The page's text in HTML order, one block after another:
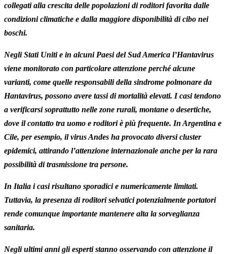
collegati alla crescita delle popolazioni di roditori favorita dalle
condizioni climatiche e dalla maggiore disponibilità di cibo nei
boschi.
Negli Stati Uniti e in alcuni Paesi del Sud America l’Hantavirus
viene monitorato con particolare attenzione perché alcune
varianti, come quelle responsabili della sindrome polmonare da
Hantavirus, possono avere tassi di mortalità elevati. I casi tendono
a verificarsi soprattutto nelle zone rurali, montane o desertiche,
dove il contatto tra uomo e roditori è più frequente. In Argentina e
Cile, per esempio, il virus Andes ha provocato diversi cluster
epidemici, attirando l’attenzione internazionale anche per la rara
possibilità di trasmissione tra persone.
In Italia i casi risultano sporadici e numericamente limitati.
Tuttavia, la presenza di roditori selvatici potenzialmente portatori
rende comunque importante mantenere alta la sorveglianza
sanitaria.
Negli ultimi anni gli esperti stanno osservando con attenzione il